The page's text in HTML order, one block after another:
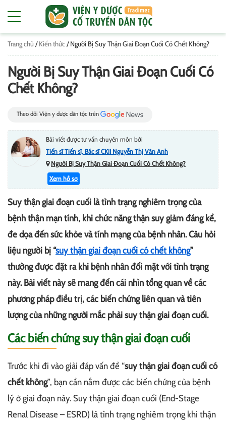
Trang chủ /Kiến thức/Người Bị Suy Thận Giai Đoạn Cuối Có Chết Không?
Người Bị Suy Thận Giai Đoạn Cuối Có
Chết Không?
Theo dõi Viện y dược dân tộc trên
Bài viết được tư vấn chuyên môn bởi
Tiến sĩ Tiến sĩ, Bác sĩ CKII Nguyễn Thị Vân Anh
Người Bị Suy Thận Giai Đoạn Cuối Có Chết Không?
Xem hồ sơ
Suy thận giai đoạn cuối là tình trạng nghiêm trọng của
bệnh thận mạn tính, khi chức năng thận suy giảm đáng kể,
đe dọa đến sức khỏe và tính mạng của bệnh nhân. Câu hỏi
liệu người bị “suy thận giai đoạn cuối có chết không”
thường được đặt ra khi bệnh nhân đối mặt với tình trạng
này. Bài viết này sẽ mang đến cái nhìn tổng quan về các
phương pháp điều trị, các biến chứng liên quan và tiên
lượng của những người mắc phải suy thận giai đoạn cuối.
Các biến chứng suy thận giai đoạn cuối
Trước khi đi vào giải đáp vấn đề “suy thận giai đoạn cuối có
chết không”, bạn cần nắm được các biến chứng của bệnh
lý ở giai đoạn này. Suy thận giai đoạn cuối (End-Stage
Renal Disease – ESRD) là tình trạng nghiêm trọng khi thận